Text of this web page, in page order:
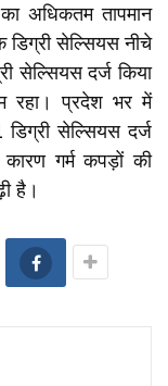
अधिकतम तापमान
डिग्री सेल्सियस नीचे
सेल्सियस दर्ज किया
रहा। प्रदेश भर में
सेल्सियस दर्ज
गर्म कपड़ों की
है।